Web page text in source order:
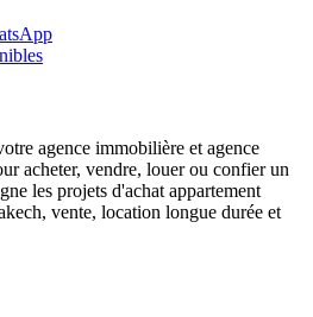
agence immobilière et agence
acheter, vendre, louer ou confier un
les projets d'achat appartement
vente, location longue durée et